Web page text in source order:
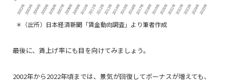
＊（出所）日本経済新聞「賃金動向調査」より筆者作成
最後に、賃上げ率にも目を向けてみましょう。
2002年から2022年頃までは、景気が回復してボーナスが増えても、